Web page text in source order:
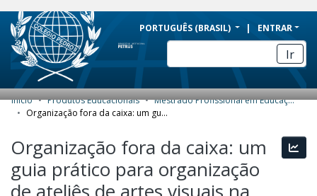
BRAZIL
Simplifique!
Comunica BR
Participe
Acesso à informação
Canais
PORTUGUÊS (BRASIL) ENTRAR
Ir
COMUNIDADES E COLEÇÕES
NAVEGAR
ESTATÍSTICAS
SOBRE
Início Produtos Educacionais
Mestrado Profissional em Educação Profissional e Tecnológica (ProfEPT) - Produtos Educacionais
Organização fora da caixa: um guia prático para organização de ateliês de artes visuais na EPT
Organização fora da caixa: um
guia prático para organização